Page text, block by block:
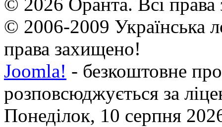
© 2026 Оранта. Всі
© 2006-2009 Українська
права захищено!
Joomla! - безкоштовне
розповсюджується за
Понеділок, 10 серпня